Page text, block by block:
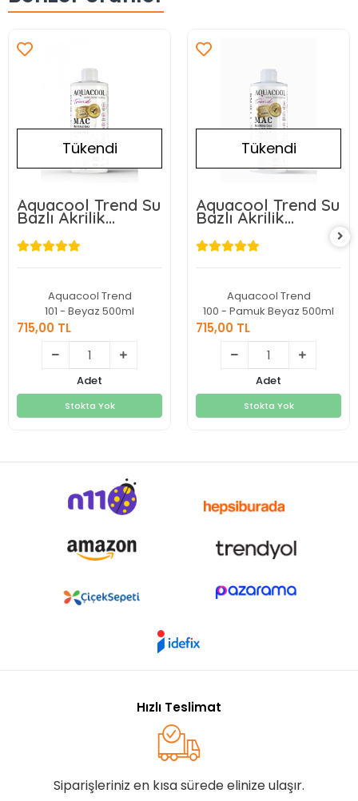
Tükendi
Aquacool Trend Su
Bazlı Akrilik
Dönüşüm Boyası
101 Beyaz 500ml
Aquacool Trend
101 - Beyaz 500ml
715,00 TL
715,00 TL
Stokta Yok
Adet
Stokta Yok
Tükendi
Aquacool Trend Su
Bazlı Akrilik
Dönüşüm Boyası
100 Pamuk Beyaz
500ml
Aquacool Trend
100 - Pamuk Beyaz 500ml
715,00 TL
715,00 TL
Stokta Yok
Adet
Stokta Yok
Hızlı Teslimat
Siparişleriniz en kısa sürede elinize ulaşır.